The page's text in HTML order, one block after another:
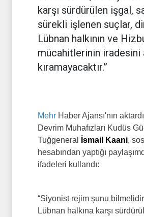
karşı sürdürülen işgal,
sürekli işlenen suçlar,
Lübnan halkının ve
mücahitlerinin iradesini
kıramayacaktır.”
Mehr Haber Ajansı'nın
Devrim Muhafızları Kudüs
Tuğgeneral
İsmail Kaani,
hesabından yaptığı
ifadeleri kullandı:
“Siyonist rejim şunu
Lübnan halkına karşı